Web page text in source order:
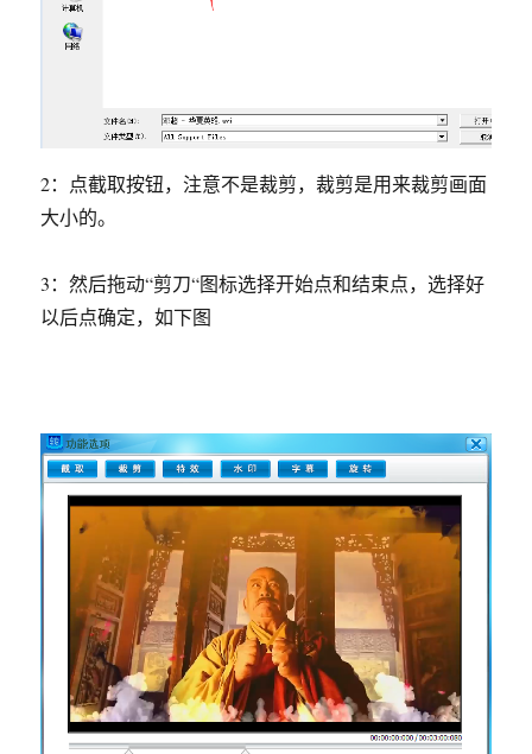
2：点截取按钮，注意不是裁剪，裁剪是用来裁剪画面
大小的。
3：然后拖动“剪刀“图标选择开始点和结束点，选择好
以后点确定，如下图